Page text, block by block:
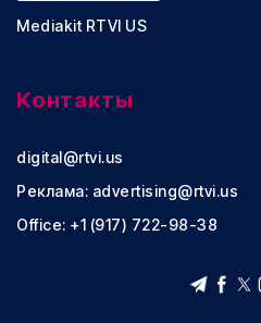
Mediakit RTVI US
Контакты
digital@rtvi.us
Реклама: advertising@rtvi.us
Office: +1 (917) 722-98-38